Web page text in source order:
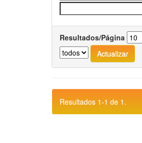
Resultados/Página
Resultados 1-1 de 1.